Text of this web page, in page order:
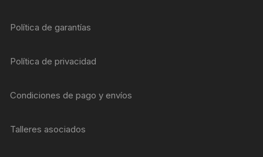
Política de garantías
Política de privacidad
Condiciones de pago y envíos
Talleres asociados